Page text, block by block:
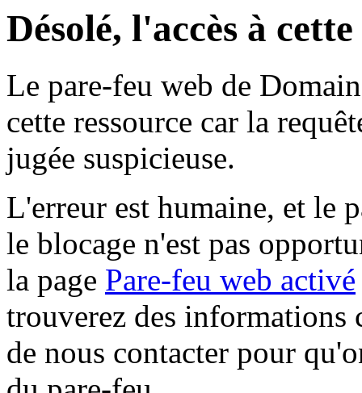
Désolé, l'accès à
Le pare-feu web de
cette ressource car la
jugée suspicieuse.
L'erreur est humaine, et le
le blocage n'est pas
la page Pare-feu web activé
trouverez des informations
de nous contacter pour